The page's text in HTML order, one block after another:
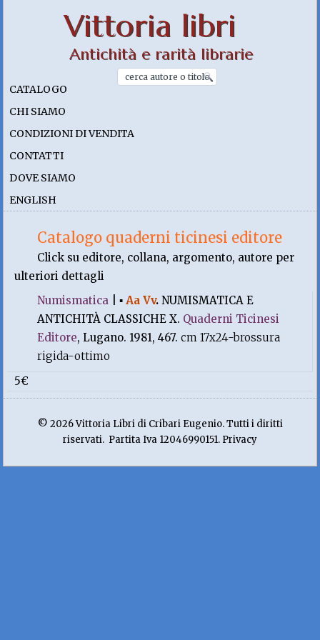
Vittoria libri
Antichità e rarità librarie
CATALOGO
CHI SIAMO
CONDIZIONI DI VENDITA
CONTATTI
DOVE SIAMO
ENGLISH
Catalogo quaderni ticinesi editore
Click su editore, collana, argomento, autore per
ulteriori dettagli
Numismatica |▪Aa Vv.NUMISMATICA E
ANTICHITÀ CLASSICHE X. Quaderni Ticinesi
Editore, Lugano. 1981, 467.cm 17x24-brossura
rigida-ottimo
5€
© 2026 Vittoria Libri di Cribari Eugenio. Tutti i diritti
riservati. Partita Iva 12046990151. Privacy